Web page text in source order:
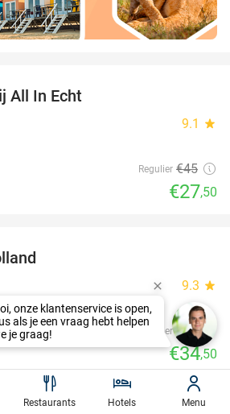
All In Echt
9.1 star
Regulier €45
€27,50
9.3 star
Regulier €46
€34,50
favorite_border
Restaurants Hotels Menu
onze klantenservice is open,
als je een vraag hebt helpen
je graag!